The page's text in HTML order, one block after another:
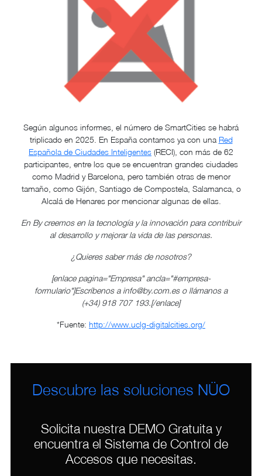
Según algunos informes, el número de SmartCities se habrá
triplicado en 2025. En España contamos ya con una Red
Española de Ciudades Inteligentes (RECI), con más de 62
participantes, entre los que se encuentran grandes ciudades
como Madrid y Barcelona, pero también otras de menor
tamaño, como Gijón, Santiago de Compostela, Salamanca, o
Alcalá de Henares por mencionar algunas de ellas.
En By creemos en la tecnología y la innovación para contribuir
al desarrollo y mejorar la vida de las personas.
¿Quieres saber más de nosotros?
[enlace pagina="Empresa" ancla="#empresa-
formulario"]Escríbenos a info@by.com.eso llámanos a
(+34) 918 707 193.[/enlace]
*Fuente: http://www.uclg-digitalcities.org/
Descubre las soluciones NÜO
Solicita nuestra DEMO Gratuita y
encuentra el Sistema de Control de
Accesos que necesitas.